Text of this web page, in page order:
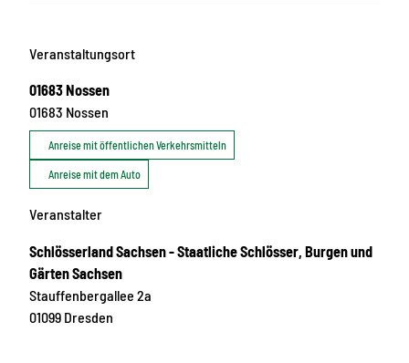
Veranstaltungsort
01683 Nossen
01683 Nossen
Anreise mit öffentlichen Verkehrsmitteln
Anreise mit dem Auto
Veranstalter
Schlösserland Sachsen - Staatliche Schlösser, Burgen und
Gärten Sachsen
Stauffenbergallee 2a
01099 Dresden